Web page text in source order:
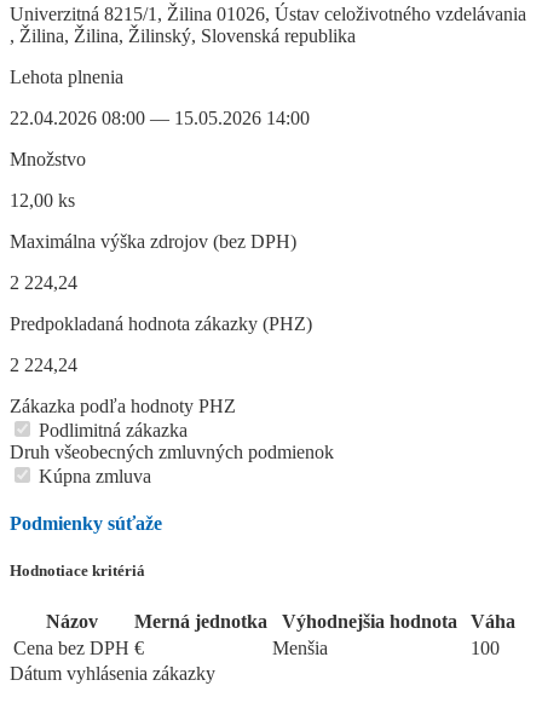
Univerzitná 8215/1, Žilina 01026, Ústav celoživotného vzdelávania
, Žilina, Žilina, Žilinský, Slovenská republika
Lehota plnenia
22.04.2026 08:00 — 15.05.2026 14:00
Množstvo
12,00 ks
Maximálna výška zdrojov (bez DPH)
2 224,24
Predpokladaná hodnota zákazky (PHZ)
2 224,24
Zákazka podľa hodnoty PHZ
Podlimitná zákazka
Druh všeobecných zmluvných podmienok
Kúpna zmluva
Podmienky súťaže
Hodnotiace kritériá
Názov Merná jednotka Výhodnejšia hodnota
Váha
Cena bez DPH € Menšia
100
Dátum vyhlásenia zákazky